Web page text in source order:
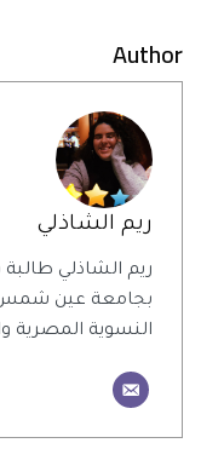
Author
ريم الشاذلي
ريم الشاذلي
بجامعة عين شمس
النسوية المصرية